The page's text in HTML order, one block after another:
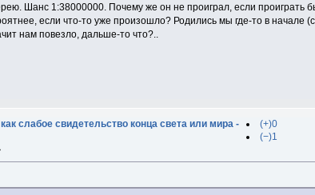
Шанс 1:38000000. Почему же он не проиграл, если проиграть
если что-то уже произошло? Родились мы где-то в начале
нам повезло, дальше-то что?..
слабое свидетельство конца света или мира -
(+)0
(−)1